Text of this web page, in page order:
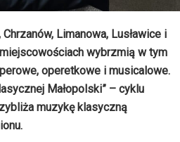
Limanowa, Lusławice i
wybrzmią w tym
operetkowe i musicalowe.
Małopolski” – cyklu
muzykę klasyczną